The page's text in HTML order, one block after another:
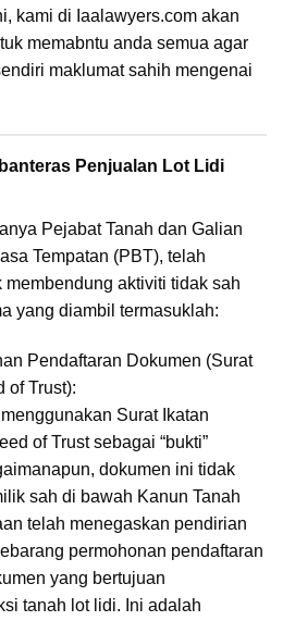
kami di Iaalawyers.com akan
memabntu anda semua agar
maklumat sahih mengenai
Penjualan Lot Lidi
Pejabat Tanah dan Galian
Tempatan (PBT), telah
aktiviti tidak sah
yang diambil termasuklah:
Pendaftaran Dokumen (Surat
of Trust):
Surat Ikatan
of Trust sebagai “bukti”
dokumen ini tidak
sah di bawah Kanun Tanah
telah menegaskan pendirian
permohonan pendaftaran
yang bertujuan
tanah lot lidi. Ini adalah